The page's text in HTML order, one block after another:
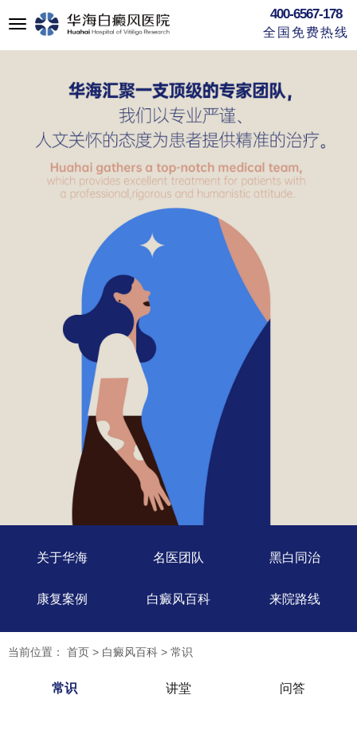
切
400-6567-178
全国免费热线
关于华海 名医团队 黑白同治
康复案例 白癜风百科 来院路线
当前位置： 首页 > 白癜风百科 > 常识
常识 讲堂 问答